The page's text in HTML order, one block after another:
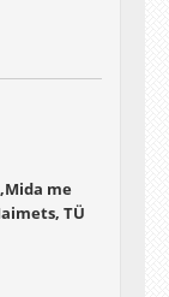
me
TÜ